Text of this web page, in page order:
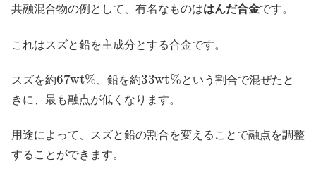
共融混合物の例として、有名なものははんだ合金です。
これはスズと鉛を主成分とする合金です。
スズを約
67 wt%
、鉛を約
33 wt %
という割合で混ぜたと
きに、最も融点が低くなります。
用途によって、スズと鉛の割合を変えることで融点を調整
することができます。